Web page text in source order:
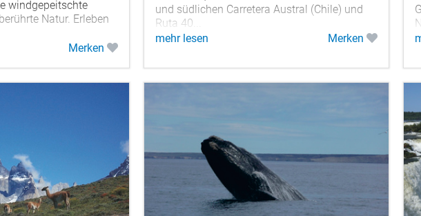
windgepeitschte
Natur. Erleben
Merken
und südlichen Carretera Austral (Chile) und
Ruta 40...
mehr lesen
Merken